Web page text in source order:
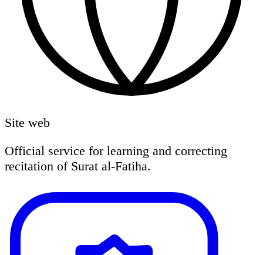
Site web
Official service for learning and correcting
recitation of Surat al-Fatiha.